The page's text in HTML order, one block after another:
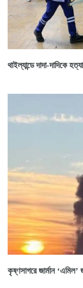
থাইল্যান্ডে দাদা-দাদিকে
কৃষ্ণসাগরে জার্মান